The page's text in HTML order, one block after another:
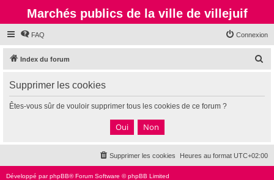
Marchés publics de la ville de villejuif
FAQ Connexion
Index du forum
c
Supprimer les cookies
Êtes-vous sûr de vouloir supprimer tous les cookies de ce forum ?
Heures au format UTC+02:00
Supprimer les cookies
Développé parphpBB® Forum Software © phpBB Limited